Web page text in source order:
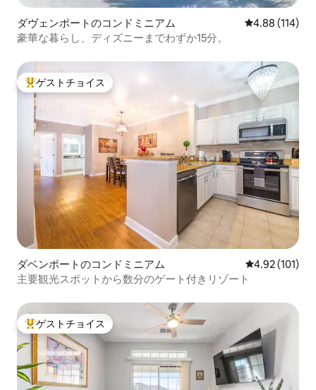
ダヴェンポートのコンドミニアム レビュー114
4.88 (114)
豪華な暮らし、ディズニーまでわずか15分。
大好評のゲストチョイスです。
ゲストチョイス
ダベンポートのコンドミニアム レビュー101
4.92 (101)
主要観光スポットから数分のゲート付きリゾート
大好評のゲストチョイスです。
ゲストチョイス